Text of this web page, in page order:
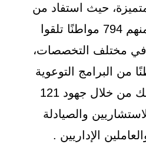
حيث استفاد من
خدماتها 929 مواطنًا، منهم 794 مواطنًا تلقوا
مختلف التخصصات،
135 مواطنًا من البرامج التوعوية
والتثقيفية الصحية، وذلك من خلال جهود 121
والصيادلة
الإداريين .